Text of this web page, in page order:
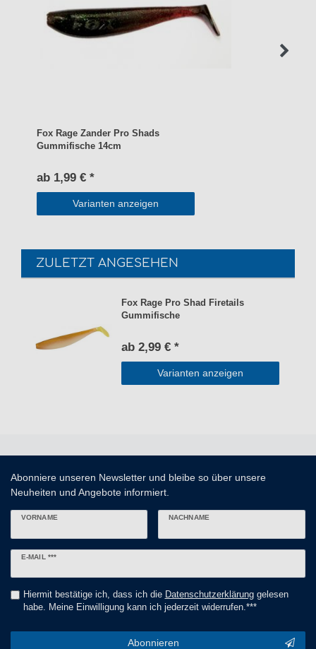
Fox Rage Zander Pro Shads
Gummifische 14cm
ab 1,99 € *
Varianten anzeigen
ZULETZT ANGESEHEN
Fox Rage Pro Shad Firetails
Gummifische
ab 2,99 € *
Varianten anzeigen
Abonniere unseren Newsletter und bleibe so über unsere
Neuheiten und Angebote informiert.
VORNAME NACHNAME
E-MAIL ***
Newsletter
Hiermit bestätige ich, dass ich die Daten­schutz­erklärunggelesen
habe. Meine Einwilligung kann ich jederzeit widerrufen.***
Abonnieren